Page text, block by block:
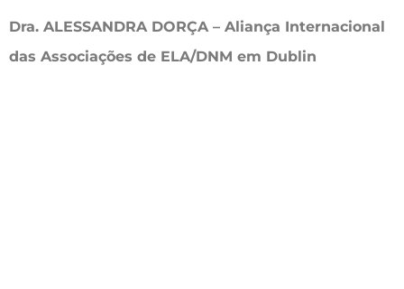
Dra. ALESSANDRA DORÇA – Aliança Internacional
das Associações de ELA/DNM em Dublin